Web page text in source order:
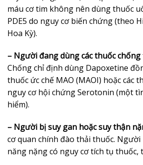
máu cơ tim không nên dùng thuốc
PDE5 do nguy cơ biến chứng (theo
Hoa Kỳ).
– Người đang dùng các thuốc chống
Chống chỉ định dùng Dapoxetine
thuốc ức chế MAO (MAOI) hoặc các
nguy cơ hội chứng Serotonin (một
hiểm).
– Người bị suy gan hoặc suy thận
cơ quan chính đào thải thuốc. Người
năng nặng có nguy cơ tích tụ thuốc,